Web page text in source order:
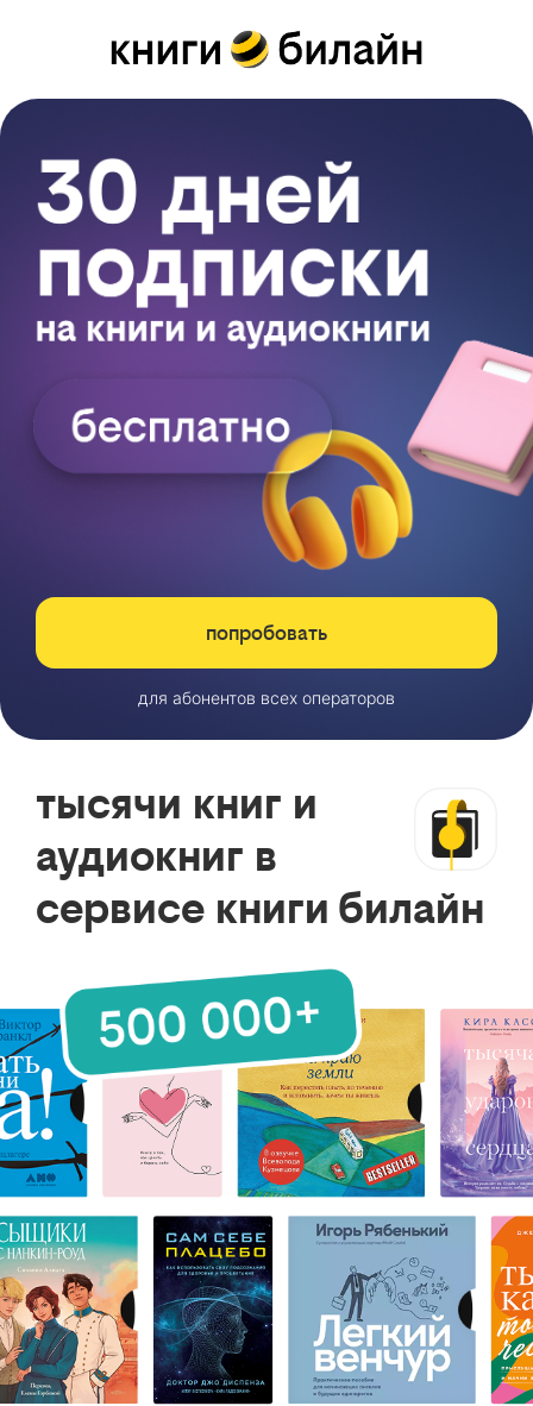
попробовать
для абонентов всех операторов
тысячи книг и
аудиокниг в
сервисе книги билайн